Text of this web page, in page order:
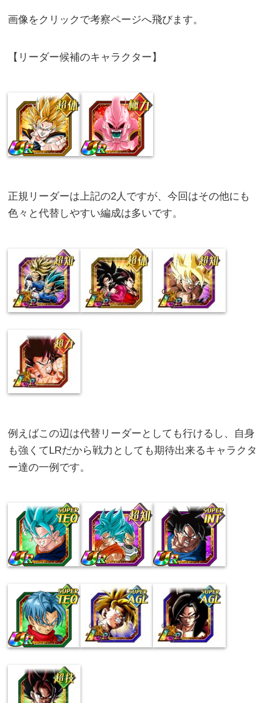
画像をクリックで考察ページへ飛びます。
【リーダー候補のキャラクター】
正規リーダーは上記の2人ですが、今回はその他にも
色々と代替しやすい編成は多いです。
例えばこの辺は代替リーダーとしても行けるし、自身
も強くてLRだから戦力としても期待出来るキャラクタ
ー達の一例です。